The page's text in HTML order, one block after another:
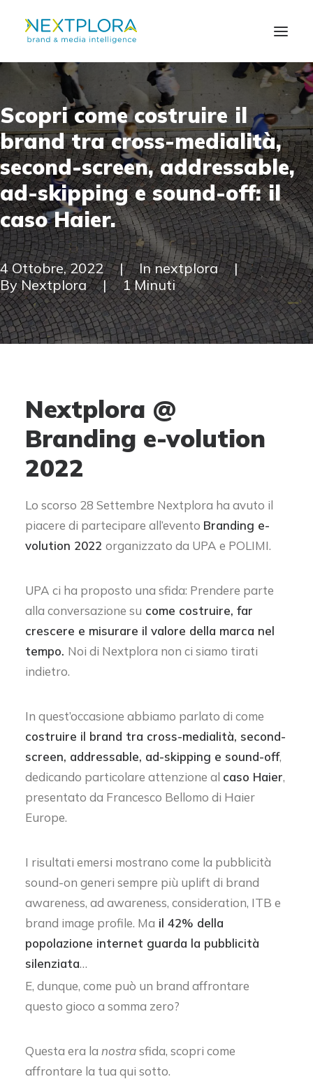
CHI SIAMO
SOLUZIONI
NEWS
CONTATTI
EN
Scopri come costruire il
brand tra cross-medialità,
second-screen, addressable,
ad-skipping e sound-off: il
caso Haier.
4 Ottobre, 2022 | Innextplora
|
ByNextplora | 1 Minuti
Nextplora @
Branding e-volution
2022
Lo scorso 28 Settembre Nextplora ha avuto il
piacere di partecipare all’evento Branding e-
volution 2022 organizzato da UPA e POLIMI.
UPA ci ha proposto una sfida: Prendere parte
alla conversazione su come costruire, far
crescere e misurare il valore della marca nel
tempo. Noi di Nextplora non ci siamo tirati
indietro.
In quest’occasione abbiamo parlato di come
costruire il brand tra cross-medialità, second-
screen, addressable, ad-skipping e sound-off,
dedicando particolare attenzione al caso Haier,
presentato da Francesco Bellomo di Haier
Europe.
I risultati emersi mostrano come la pubblicità
sound-on generi sempre più uplift di brand
awareness, ad awareness, consideration, ITB e
brand image profile. Ma il 42% della
popolazione internet guarda la pubblicità
silenziata…
E, dunque, come può un brand affrontare
questo gioco a somma zero?
Questa era la nostrasfida, scopri come
affrontare la tua qui sotto.